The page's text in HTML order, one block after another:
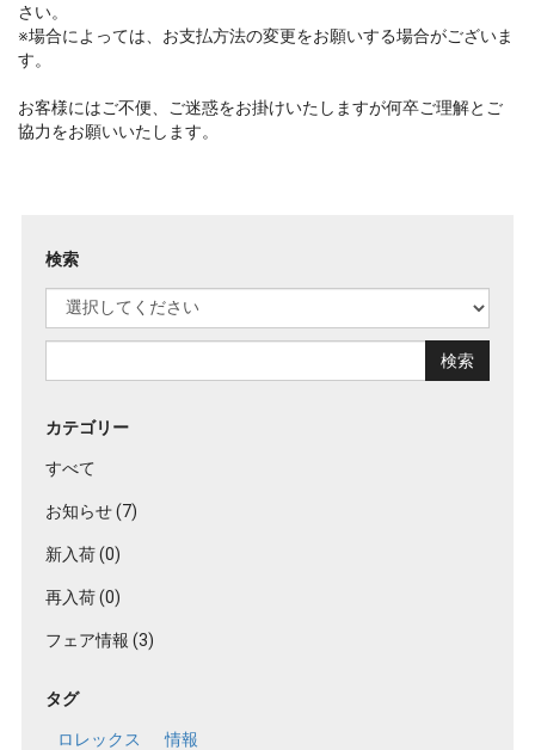
さい。
※場合によっては、お支払方法の変更をお願いする場合がございま
す。
お客様にはご不便、ご迷惑をお掛けいたしますが何卒ご理解とご
協力をお願いいたします。
検索
検索
カテゴリー
すべて
お知らせ (7)
新入荷 (0)
再入荷 (0)
フェア情報 (3)
タグ
ロレックス 情報